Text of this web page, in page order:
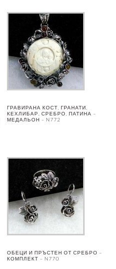
ГРАВИРАНА КОСТ, ГРАНАТИ,
КЕХЛИБАР, СРЕБРО, ПАТИНА –
МЕДАЛЬОН – N772
ОБЕЦИ И ПРЪСТЕН ОТ СРЕБРО –
КОМПЛЕКТ – N770